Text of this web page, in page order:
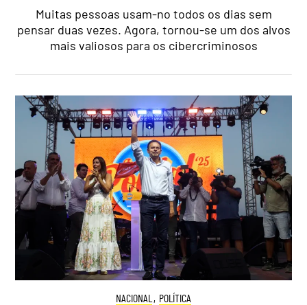
Muitas pessoas usam-no todos os dias sem
pensar duas vezes. Agora, tornou-se um dos alvos
mais valiosos para os cibercriminosos
NACIONAL , POLÍTICA